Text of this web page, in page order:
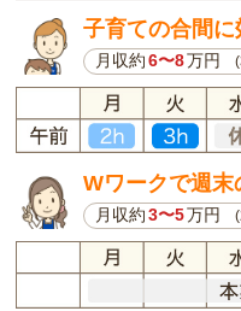
子育ての合間に
月収約 6〜8万円
Wワークで週末
月収約 3〜5万円